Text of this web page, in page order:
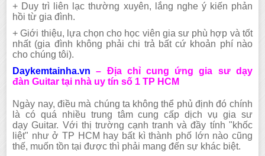
+ Duy trì liên lạc thường xuyên, lắng nghe ý kiến phản
hồi từ gia đình.
+ Giới thiệu, lựa chọn cho học viên gia sư phù hợp và tốt
nhất (gia đình không phải chi trả bất cứ khoản phí nào
chochúng tôi).
Daykemtainha.vn
– Địa chỉ cung ứng gia sư dạy
đànGuitar tại nhà uy tín số 1 TP HCM
Ngày nay, điều mà chúng ta không thể phủ định đó chính
là có quá nhiều trung tâm cung cấp dịch vụ gia sư
dạyGuitar. Với thị trường cạnh tranh và đầy tính "khốc
liệt" như ở TP HCM hay bất kì thành phố lớn nào cũng
thế, muốn tồn tại được thì phải mang đến sự khác biệt.